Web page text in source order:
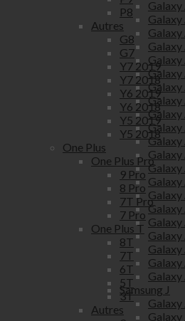
Galaxy
Galaxy
Galaxy
Galaxy
Galaxy
Galaxy
Galaxy
Galaxy
Galaxy
Galaxy
Galaxy
Samsung J
Galaxy
Galaxy
P8
Autres
G8
G7
Y7 2019
Y7 2018
Y6 2019
Y6 2018
Y5 2019
Y5 2018
One Plus
One Plus Pro
9 Pro
8 Pro
7T Pro
7 Pro
One Plus T
8T
7T
6T
5T
3T
Autres